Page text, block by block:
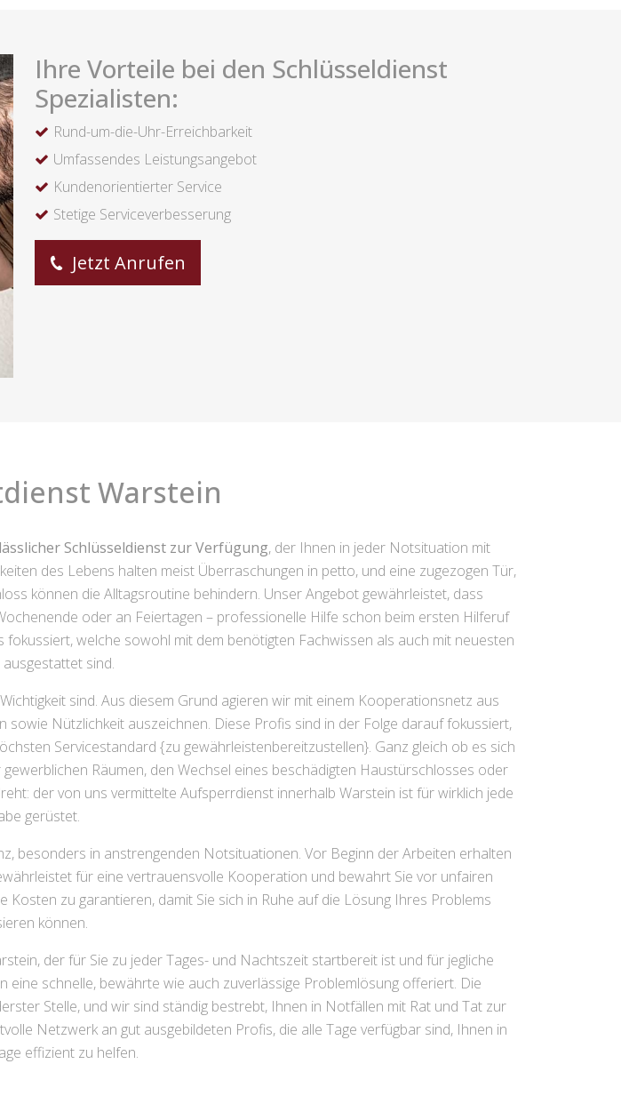
Ihre Vorteile bei den Schlüsseldienst
Spezialisten:
Rund-um-die-Uhr-Erreichbarkeit
Umfassendes Leistungsangebot
Kundenorientierter Service
Stetige Serviceverbesserung
Jetzt Anrufen
Warstein
Schlüsseldienst zur Verfügung, der Ihnen in jeder Notsituation mit
des Lebens halten meist Überraschungen in petto, und eine zugezogen Tür,
können die Alltagsroutine behindern. Unser Angebot gewährleistet, dass
oder an Feiertagen – professionelle Hilfe schon beim ersten Hilferuf
welche sowohl mit dem benötigten Fachwissen als auch mit neuesten
ausgestattet sind.
sind. Aus diesem Grund agieren wir mit einem Kooperationsnetz aus
Nützlichkeit auszeichnen. Diese Profis sind in der Folge darauf fokussiert,
Servicestandard {zu gewährleistenbereitzustellen}. Ganz gleich ob es sich
Räumen, den Wechsel eines beschädigten Haustürschlosses oder
der von uns vermittelte Aufsperrdienst innerhalb Warstein ist für wirklich jede
gerüstet.
besonders in anstrengenden Notsituationen. Vor Beginn der Arbeiten erhalten
für eine vertrauensvolle Kooperation und bewahrt Sie vor unfairen
zu garantieren, damit Sie sich in Ruhe auf die Lösung Ihres Problems
können.
der für Sie zu jeder Tages- und Nachtszeit startbereit ist und für jegliche
schnelle, bewährte wie auch zuverlässige Problemlösung offeriert. Die
Stelle, und wir sind ständig bestrebt, Ihnen in Notfällen mit Rat und Tat zur
Netzwerk an gut ausgebildeten Profis, die alle Tage verfügbar sind, Ihnen in
effizient zu helfen.